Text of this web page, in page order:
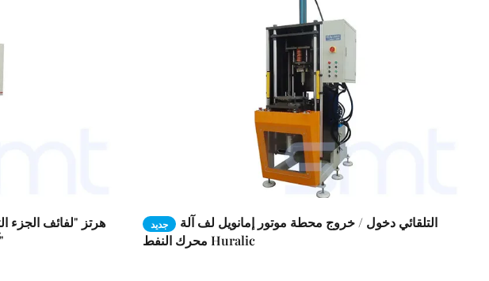
آلة للسيارات الكهربائية "تشكيل المعدات"
جديد
التلقائي دخول / خروج محطة موتور إمانويل لف آلة
محرك النفط Huralic